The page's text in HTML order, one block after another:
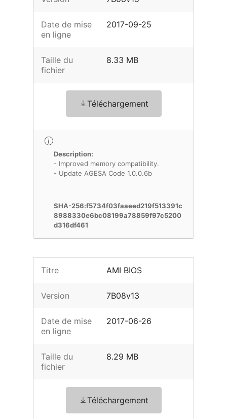
Date de mise
en ligne
2017-09-25
Taille du
fichier
8.33 MB
Téléchargement
Description:
- Improved memory compatibility.
- Update AGESA Code 1.0.0.6b
SHA-256:f5734f03faaeed219f513391c
8988330e6bc08199a78859f97c5200
d316df461
Titre AMI BIOS
Version 7B08v13
Date de mise
en ligne
2017-06-26
Taille du
fichier
8.29 MB
Téléchargement